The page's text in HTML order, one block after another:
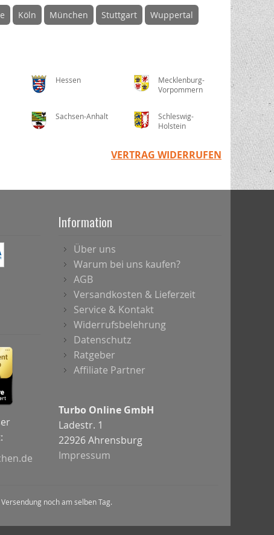
Köln München Stuttgart Wuppertal
Hessen
Mecklenburg-
Vorpommern
Sachsen-Anhalt
Schleswig-
Holstein
VERTRAG WIDERRUFEN
Information
Über uns
Warum bei uns kaufen?
AGB
Versandkosten & Lieferzeit
Service & Kontakt
Widerrufsbelehrung
Datenschutz
Ratgeber
Affiliate Partner
Turbo Online GmbH
Ladestr. 1
22926 Ahrensburg
Impressum
noch am selben Tag.